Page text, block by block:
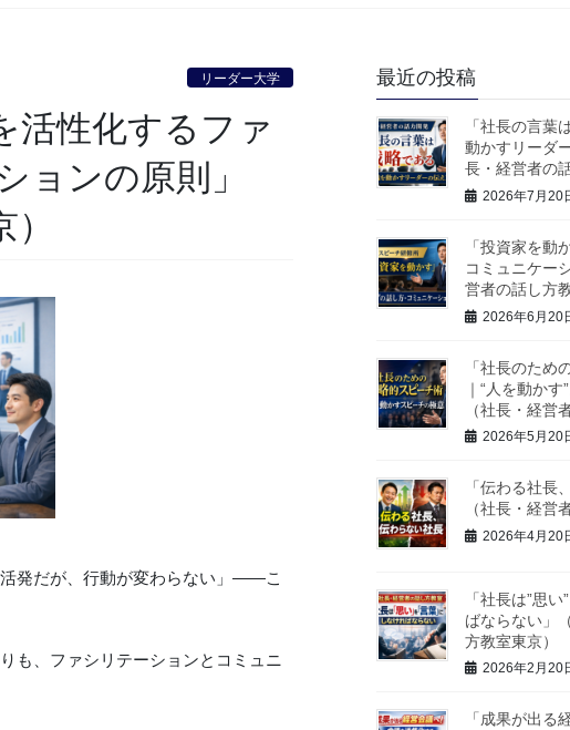
リーダー大学
活性化するファ
ョンの原則」
活発だが、行動が変わらない」——こ
も、ファシリテーションとコミュニ
最近の投稿
「社長の言葉
動かすリーダ
長・経営者の
2026年7月20
「投資家を動
コミュニケー
営者の話し方
2026年6月20
「社長のため
｜“人を動かす
（社長・経営
2026年5月20
「伝わる社長
（社長・経営
2026年4月20
「社長は”思
ばならない」
方教室東京）
2026年2月20
「成果が出る